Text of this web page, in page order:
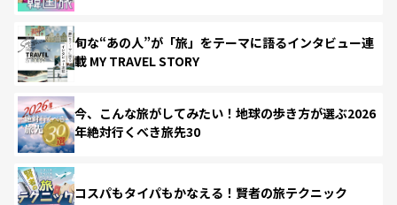
旬な“あの人”が「旅」をテーマに語るインタビュー連
載 MY TRAVEL STORY
今、こんな旅がしてみたい！地球の歩き方が選ぶ2026
年絶対行くべき旅先30
コスパもタイパもかなえる！賢者の旅テクニック